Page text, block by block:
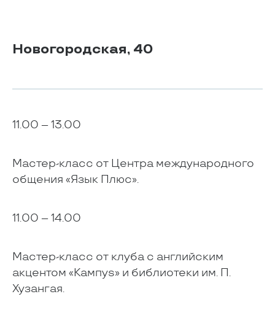
Новогородская, 40
11.00 – 13.00
Мастер-класс от Центра международного
общения «Язык Плюс».
11.00 – 14.00
Мастер-класс от клуба с английским
акцентом «Кампуs» и библиотеки им. П.
Хузангая.